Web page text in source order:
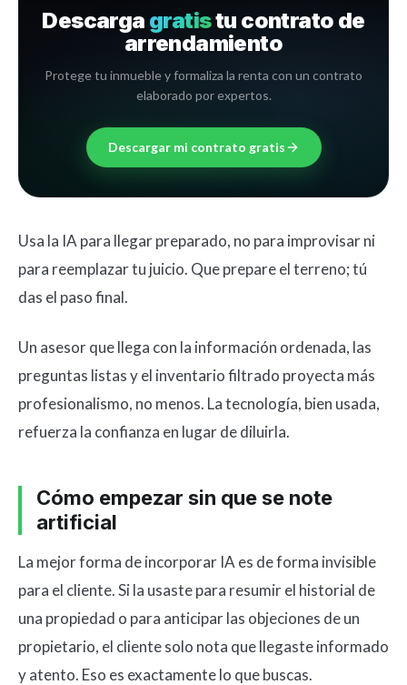
Descarga gratistu contrato de
arrendamiento
Protege tu inmueble y formaliza la renta con un contrato
elaborado por expertos.
Descargar mi contrato gratis
Usa la IA para llegar preparado, no para improvisar ni
para reemplazar tu juicio. Que prepare el terreno; tú
das el paso final.
Un asesor que llega con la información ordenada, las
preguntas listas y el inventario filtrado proyecta más
profesionalismo, no menos. La tecnología, bien usada,
refuerza la confianza en lugar de diluirla.
Cómo empezar sin que se note
artificial
La mejor forma de incorporar IA es de forma invisible
para el cliente. Si la usaste para resumir el historial de
una propiedad o para anticipar las objeciones de un
propietario, el cliente solo nota que llegaste informado
y atento. Eso es exactamente lo que buscas.